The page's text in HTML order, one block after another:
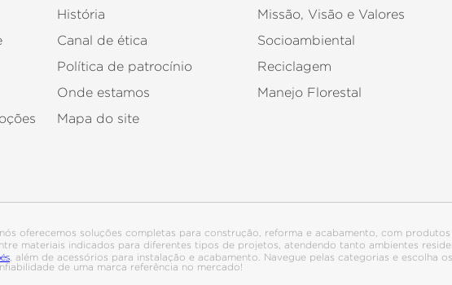
História
Canal de ética
Política de patrocínio
Onde estamos
Mapa do site
Missão, Visão e Valores
Socioambiental
Reciclagem
Manejo Florestal
oferecemos soluções completas para construção, reforma e acabamento, com
materiais indicados para diferentes tipos de projetos, atendendo tanto ambientes
, além de acessórios para instalação e acabamento. Navegue pelas categorias e escolha
de uma marca referência no mercado!